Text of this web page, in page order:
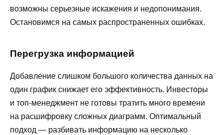
возможны серьезные искажения и недопонимания.
Остановимся на самых распространенных ошибках.
Перегрузка информацией
Добавление слишком большого количества данных на
один график снижает его эффективность. Инвесторы
и топ-менеджмент не готовы тратить много времени
на расшифровку сложных диаграмм. Оптимальный
подход — разбивать информацию на несколько